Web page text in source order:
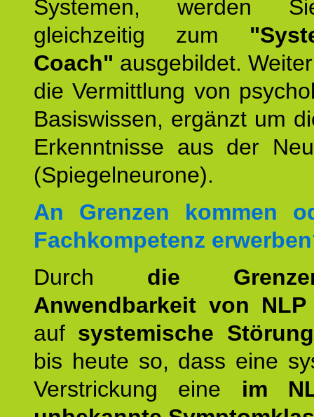
Systemen, werden
gleichzeitig zum
Coach" ausgebildet.
die Vermittlung von
Basiswissen, ergänzt um
Erkenntnisse aus der
(Spiegelneurone).
An Grenzen kommen
Fachkompetenz
Durch die
Anwendbarkeit von NLP
auf systemische
bis heute so, dass eine
Verstrickung eine im